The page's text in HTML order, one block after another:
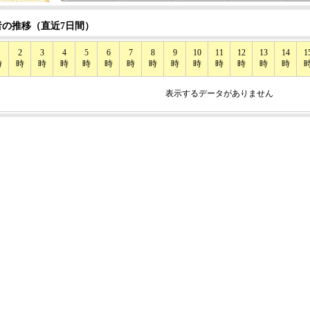
推移（直近7日間）
2
時
3
時
4
時
5
時
6
時
7
時
8
時
9
時
10
時
11
時
12
時
13
時
14
時
表示するデータがありません